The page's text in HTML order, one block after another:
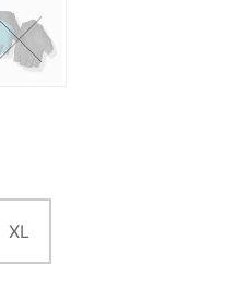
XL